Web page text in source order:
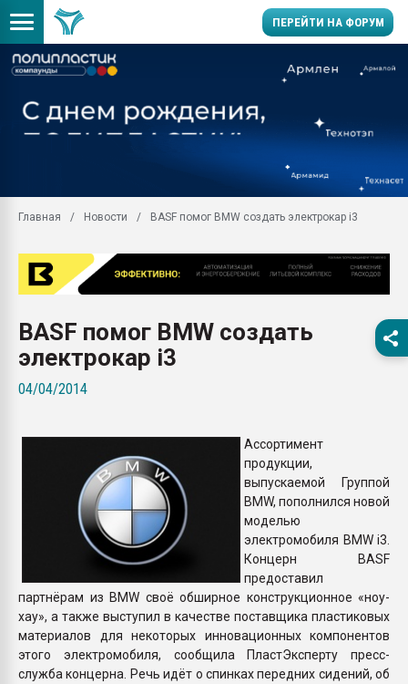
ПЕРЕЙТИ НА ФОРУМ
заводу пластмасс"
Помощь в подборе
Вакуум-формовочные
ближайшее
первый план в
бутылок
ПЕРЕЙТИ НА
Главная Новости BASF помог BMW создать электрокар i3
BASF помог BMW создать
электрокар i3
04/04/2014
Ассортимент
продукции,
выпускаемой Группой
BMW, пополнился новой
моделью
электромобиля BMW i3.
Концерн BASF
предоставил
партнёрам из BMW своё обширное конструкционное «ноу-
хау», а также выступил в качестве поставщика пластиковых
материалов для некоторых инновационных компонентов
этого электромобиля, сообщила ПластЭксперту пресс-
служба концерна. Речь идёт о спинках передних сидений, об